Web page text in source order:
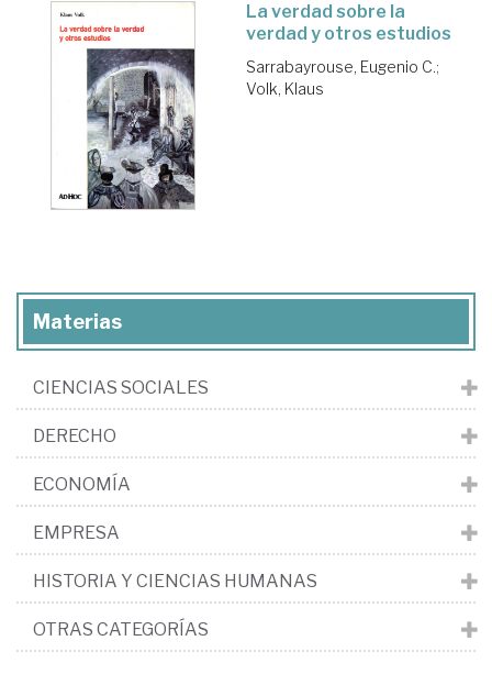
La verdad sobre la
verdad y otros estudios
Sarrabayrouse, Eugenio C.;
Volk, Klaus
Materias
CIENCIAS SOCIALES
DERECHO
ECONOMÍA
EMPRESA
HISTORIA Y CIENCIAS HUMANAS
OTRAS CATEGORÍAS